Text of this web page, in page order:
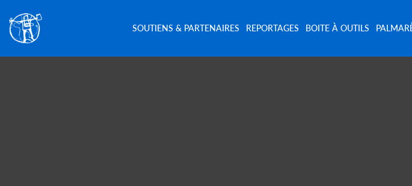
SOUTIENS & PARTENAIRES REPORTAGES BOITE À OUTILS